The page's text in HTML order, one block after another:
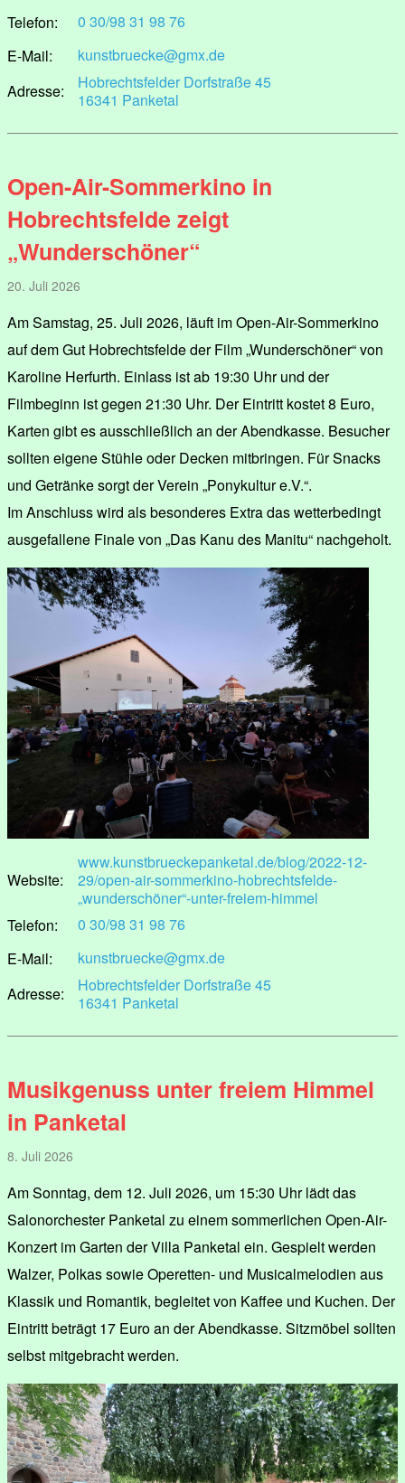
Telefon:
0 30/98 31 98 76
E-Mail:
kunstbruecke@gmx.de
Adresse:
Hobrechtsfelder Dorfstraße 45
16341 Panketal
Open-Air-Sommerkino in
Hobrechtsfelde zeigt
„Wunderschöner“
20. Juli 2026
Am Samstag, 25. Juli 2026, läuft im Open-Air-Sommerkino
auf dem Gut Hobrechtsfelde der Film „Wunderschöner“ von
Karoline Herfurth. Einlass ist ab 19:30 Uhr und der
Filmbeginn ist gegen 21:30 Uhr. Der Eintritt kostet 8 Euro,
Karten gibt es ausschließlich an der Abendkasse. Besucher
sollten eigene Stühle oder Decken mitbringen. Für Snacks
und Getränke sorgt der Verein „Ponykultur e.V.“.
Im Anschluss wird als besonderes Extra das wetterbedingt
ausgefallene Finale von „Das Kanu des Manitu“ nachgeholt.
Website:
www.kunstbrueckepanketal.de/blog/2022-12-
29/open-air-sommerkino-hobrechtsfelde-
„wunderschöner“-unter-freiem-himmel
Telefon:
0 30/98 31 98 76
E-Mail:
kunstbruecke@gmx.de
Adresse:
Hobrechtsfelder Dorfstraße 45
16341 Panketal
Musikgenuss unter freiem Himmel
in Panketal
8. Juli 2026
Am Sonntag, dem 12. Juli 2026, um 15:30 Uhr lädt das
Salonorchester Panketal zu einem sommerlichen Open-Air-
Konzert im Garten der Villa Panketal ein. Gespielt werden
Walzer, Polkas sowie Operetten- und Musicalmelodien aus
Klassik und Romantik, begleitet von Kaffee und Kuchen. Der
Eintritt beträgt 17 Euro an der Abendkasse. Sitzmöbel sollten
selbst mitgebracht werden.